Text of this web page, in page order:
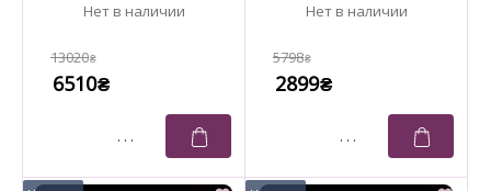
13020₴
6510₴
5798₴
2899₴